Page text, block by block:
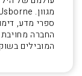
ספרי מדע,
החברה
המובילים